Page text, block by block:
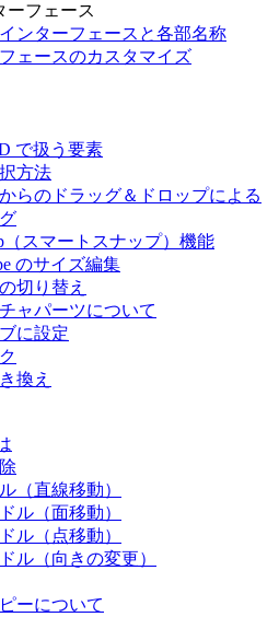
ーフェース
ンターフェースと各部名称
ェースのカスタマイズ
で扱う要素
方法
らのドラッグ＆ドロップによる
（スマートスナップ）機能
のサイズ編集
切り替え
ャパーツについて
に設定
換え
（直線移動）
ル（面移動）
ル（点移動）
ル（向きの変更）
ーについて